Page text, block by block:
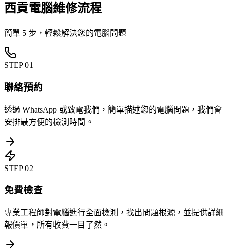
西貢電腦維修流程
簡單 5 步，輕鬆解決您的電腦問題
STEP01
聯絡預約
透過 WhatsApp 或致電我們，簡單描述您的電腦問題，我們會
安排最方便的檢測時間。
STEP02
免費檢查
專業工程師對電腦進行全面檢測，找出問題根源，並提供詳細
報價單，所有收費一目了然。